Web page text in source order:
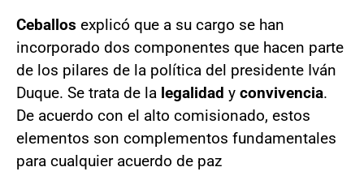
Ceballos explicó que a su cargo se han
incorporado dos componentes que hacen parte
de los pilares de la política del presidente Iván
Duque. Se trata de la legalidad y convivencia.
De acuerdo con el alto comisionado, estos
elementos son complementos fundamentales
para cualquier acuerdo de paz